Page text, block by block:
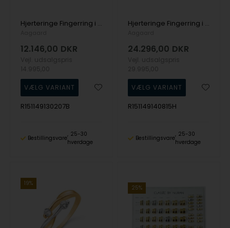
Hjerteringe Fingerring i 14 karat hvidguld med 2 x 0,007 ct + 5 x 0,004 ct diamanter fra Aagaard
12.146,00 DKR
R151149130207B
Bestillingsvare
25-30
hverdage
Hjerteringe Fingerring i 14 karat hvidguld med 2 x 0,004 ct + 13 x 0,006 ct diamanter fra Aagaard
24.296,00 DKR
R151149140815H
Bestillingsvare
25-30
hverdage
19%
25%